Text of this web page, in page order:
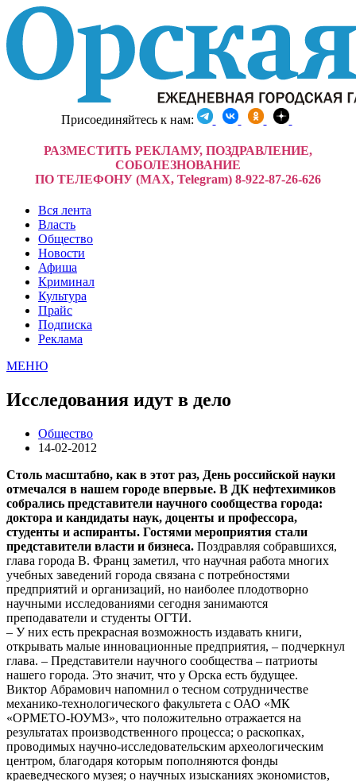
Присоединяйтесь к нам:
РАЗМЕСТИТЬ РЕКЛАМУ, ПОЗДРАВЛЕНИЕ,
СОБОЛЕЗНОВАНИЕ
ПО ТЕЛЕФОНУ (MAX, Telegram) 8-922-87-26-626
Вся лента
Власть
Общество
Новости
Афиша
Криминал
Культура
Прайс
Подписка
Реклама
МЕНЮ
Исследования идут в дело
Общество
14-02-2012
Столь масштабно, как в этот раз, День российской науки
отмечался в нашем городе впервые. В ДК нефтехимиков
собрались представители научного сообщества города:
доктора и кандидаты наук, доценты и профессора,
студенты и аспиранты. Гостями мероприятия стали
представители власти и бизнеса. Поздравляя собравшихся,
глава города В. Франц заметил, что научная работа многих
учебных заведений города связана с потребностями
предприятий и организаций, но наиболее плодотворно
научными исследованиями сегодня занимаются
преподаватели и студенты ОГТИ.
– У них есть прекрасная возможность издавать книги,
открывать малые инновационные предприятия, – подчеркнул
глава. – Представители научного сообщества – патриоты
нашего города. Это значит, что у Орска есть будущее.
Виктор Абрамович напомнил о тесном сотрудничестве
механико-технологического факультета с ОАО «МК
«ОРМЕТО-ЮУМЗ», что положительно отражается на
результатах производственного процесса; о раскопках,
проводимых научно-исследовательским археологическим
центром, благодаря которым пополняются фонды
краеведческого музея; о научных изысканиях экономистов,